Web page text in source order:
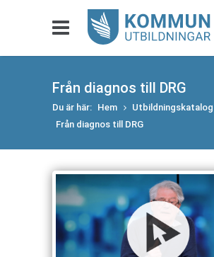
Från diagnos till DRG
Du är här: Hem
Utbildningskatalog
Från diagnos till DRG